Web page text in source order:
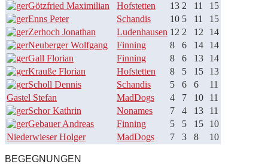
Götzfried Maximilian
Hofstetten 13 2 11
15
Enns Peter
Schandis 10 5 11
15
Zerhoch Jonathan
Ludenhausen 12 2 12
14
Neuberger Wolfgang
Finning 8 6 14
14
Gall Florian
Finning 8 6 13
14
Krauße Florian
Hofstetten 8 5 15
13
Scholl Dennis
Schandis 5 6 6
11
Gastel Stefan
MadDogs 4 7 10
11
Schor Kathrin
Nonames 7 4 13
11
Gebauer Andreas
Finning 5 5 15
10
Niederwieser Holger
MadDogs 7 3 8 10
BEGEGNUNGEN